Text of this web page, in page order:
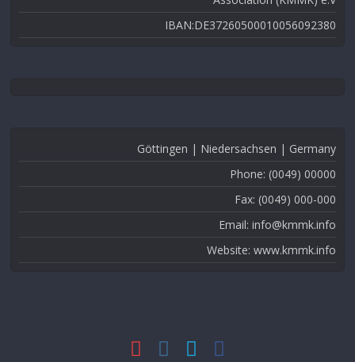
IBAN:DE37260500010056092380
Göttingen | Niedersachsen | Germany
Phone: (0049) 00000
Fax: (0049) 000-000
Email: info@kmmk.info
Website: www.kmmk.info